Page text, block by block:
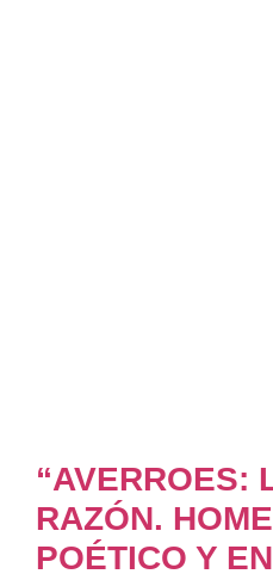
“AVERROES:
RAZÓN.
POÉTICO Y